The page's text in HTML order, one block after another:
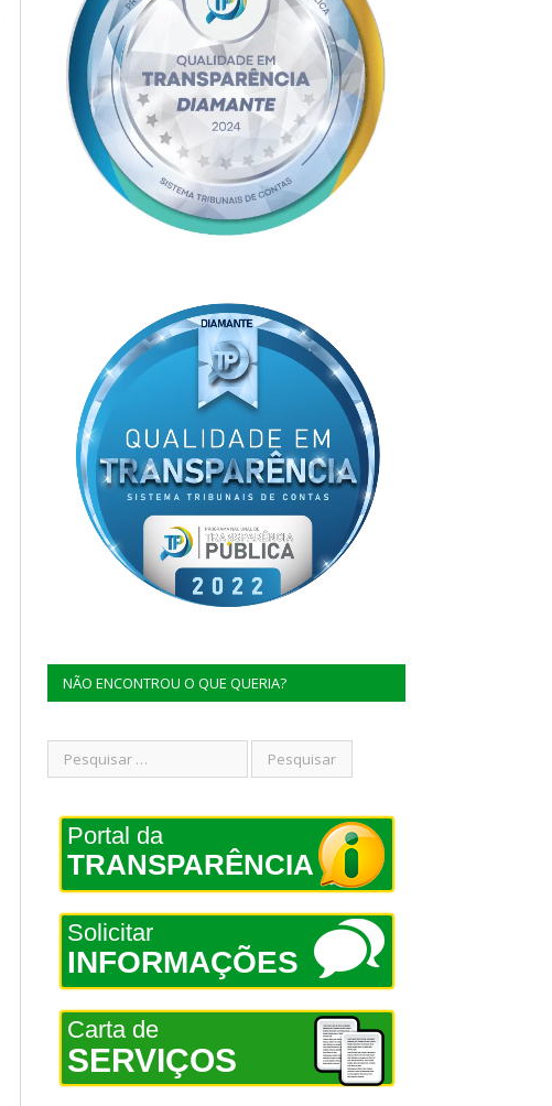
NÃO ENCONTROU O QUE QUERIA?
Portal da
TRANSPARÊNCIA
Solicitar
INFORMAÇÕES
Carta de
SERVIÇOS